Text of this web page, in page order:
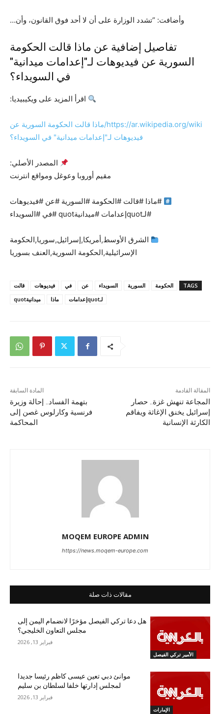
وأضافت: “تشدد الوزارة على أن لا أحد فوق القانون، وأن…
تفاصيل إضافية عن ماذا قالت الحكومة
السورية عن فيديوهات لـ"إعدامات ميدانية"
في السويداء؟
اقرأ المزيد على ويكيبيديا:
https://ar.wikipedia.org/wiki/ماذا قالت الحكومة السورية عن
فيديوهات لـ"إعدامات ميدانية" في السويداء؟
المصدر الأصلي:
مقيم أوروبا وعوغل ومواقع انترنت
#ماذا #قالت #الحكومة #السورية #عن #فيديوهات
#لـquotإعدامات #ميدانيةquot #في #السويداء
الشرق الأوسط,أمريكا,إسرائيل,سوريا,الحكومة
الإسرائيلية,الحكومة السورية,العنف بسوريا
TAGS الحكومة السورية السويداء عن في فيديوهات
قالت
لـquotإعدامات
ماذا ميدانيةquot
المادة السابقة
بتهمة الفساد.. إحالة وزيرة
فرنسية وكارلوس غصن إلى
المحاكمة
المقالة القادمة
المجاعة تنهش غزة.. حصار
إسرائيل يخنق الإغاثة ويفاقم
الكارثة الإنسانية
MOQEM EUROPE ADMIN
https://news.moqem-europe.com
مقالات ذات صلة
الأمير تركي الفيصل
هل دعا تركي الفيصل مؤخرًا لانضمام اليمن إلى
مجلس التعاون الخليجي؟
فبراير 13, 2026
الإمارات
موانئ دبي تعين عيسى كاظم رئيسا جديدا
لمجلس إدارتها خلفا لسلطان بن سليم
فبراير 13, 2026